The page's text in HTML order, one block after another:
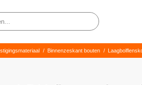
/ Binnenzeskant bouten /